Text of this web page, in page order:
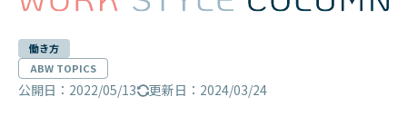
働き方
ABW TOPICS
公開日：2022/05/13 更新日：2024/03/24